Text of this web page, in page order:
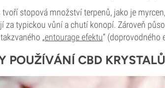
tvoří stopová množství terpenů, jako je
za typickou vůní a chutí konopí. Zároveň
„entourage efektu“ (doprovodného
POUŽÍVÁNÍ CBD KRYSTALŮ